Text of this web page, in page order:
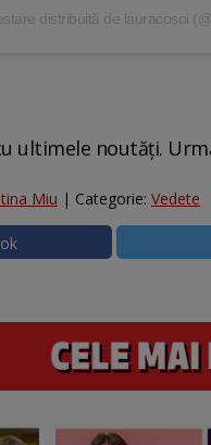
distribuită de lauracosoi
ultimele noutăți.
Miu | Categorie: Vedete